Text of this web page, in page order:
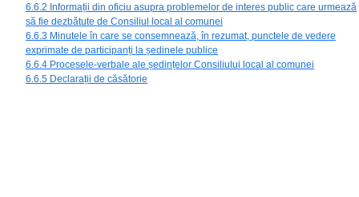
6.6.2 Informații din oficiu asupra problemelor de interes public care urmează
să fie dezbătute de Consiliul local al comunei
6.6.3 Minutele în care se consemnează, în rezumat, punctele de vedere
exprimate de participanți la ședinele publice
6.6.4 Procesele-verbale ale ședințelor Consiliului local al comunei
6.6.5 Declarații de căsătorie